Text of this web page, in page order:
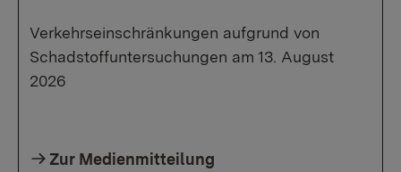
Verkehrseinschränkungen aufgrund von
Schadstoffuntersuchungen am 13. August
2026
Zur Medienmitteilung